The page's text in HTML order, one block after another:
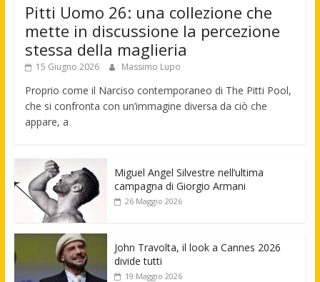
Pitti Uomo 26: una collezione che
mette in discussione la percezione
stessa della maglieria
15 Giugno 2026 Massimo Lupo
Proprio come il Narciso contemporaneo di The Pitti Pool,
che si confronta con un’immagine diversa da ciò che
appare, a
Miguel Angel Silvestre nell’ultima
campagna di Giorgio Armani
26 Maggio 2026
John Travolta, il look a Cannes 2026
divide tutti
19 Maggio 2026